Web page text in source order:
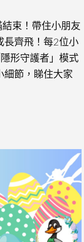
束！帶住小朋友
長齊飛！每2位小
形守護者」模式
細節，睇住大家